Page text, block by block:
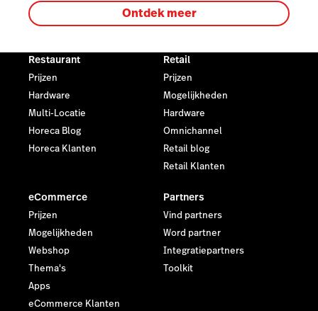
Ontdek meer
Restaurant
Prijzen
Hardware
Multi-Locatie
Horeca Blog
Horeca Klanten
Retail
Prijzen
Mogelijkheden
Hardware
Omnichannel
Retail blog
Retail Klanten
eCommerce
Prijzen
Mogelijkheden
Webshop
Thema's
Apps
eCommerce Klanten
Partners
Vind partners
Word partner
Integratiepartners
Toolkit